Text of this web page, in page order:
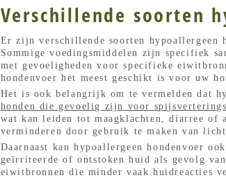
Verschillende soorten
Er zijn verschillende soorten hypoallergeen
Sommige voedingsmiddelen zijn specifiek
met gevoeligheden voor specifieke
hondenvoer het meest geschikt is voor uw
Het is ook belangrijk om te vermelden dat
honden die gevoelig zijn voor
wat kan leiden tot maagklachten, diarree of
verminderen door gebruik te maken van
Daarnaast kan hypoallergeen hondenvoer
geïrriteerde of ontstoken huid als gevolg
eiwitbronnen die minder vaak huidreacties